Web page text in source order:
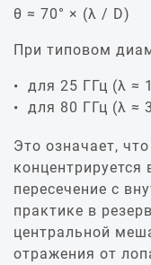
θ ≈ 70° × (λ / D)
При типовом
для 25 ГГц (λ ≈
для 80 ГГц (λ ≈
Это означает,
пересечение с
практике в
центральной
отражения от